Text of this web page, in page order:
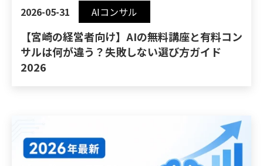
2026-05-31 AIコンサル
【宮崎の経営者向け】AIの無料講座と有料コン
サルは何が違う？失敗しない選び方ガイド
2026